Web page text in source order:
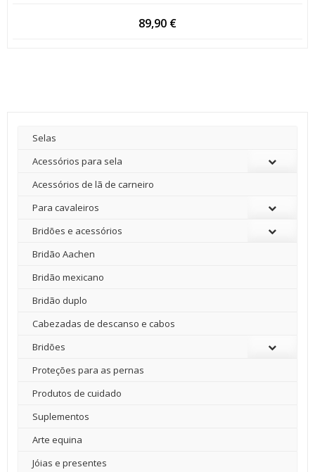
89,90 €
Selas
Acessórios para sela
Acessórios de lã de carneiro
Para cavaleiros
Bridões e acessórios
Bridão Aachen
Bridão mexicano
Bridão duplo
Cabezadas de descanso e cabos
Bridões
Proteções para as pernas
Produtos de cuidado
Suplementos
Arte equina
Jóias e presentes